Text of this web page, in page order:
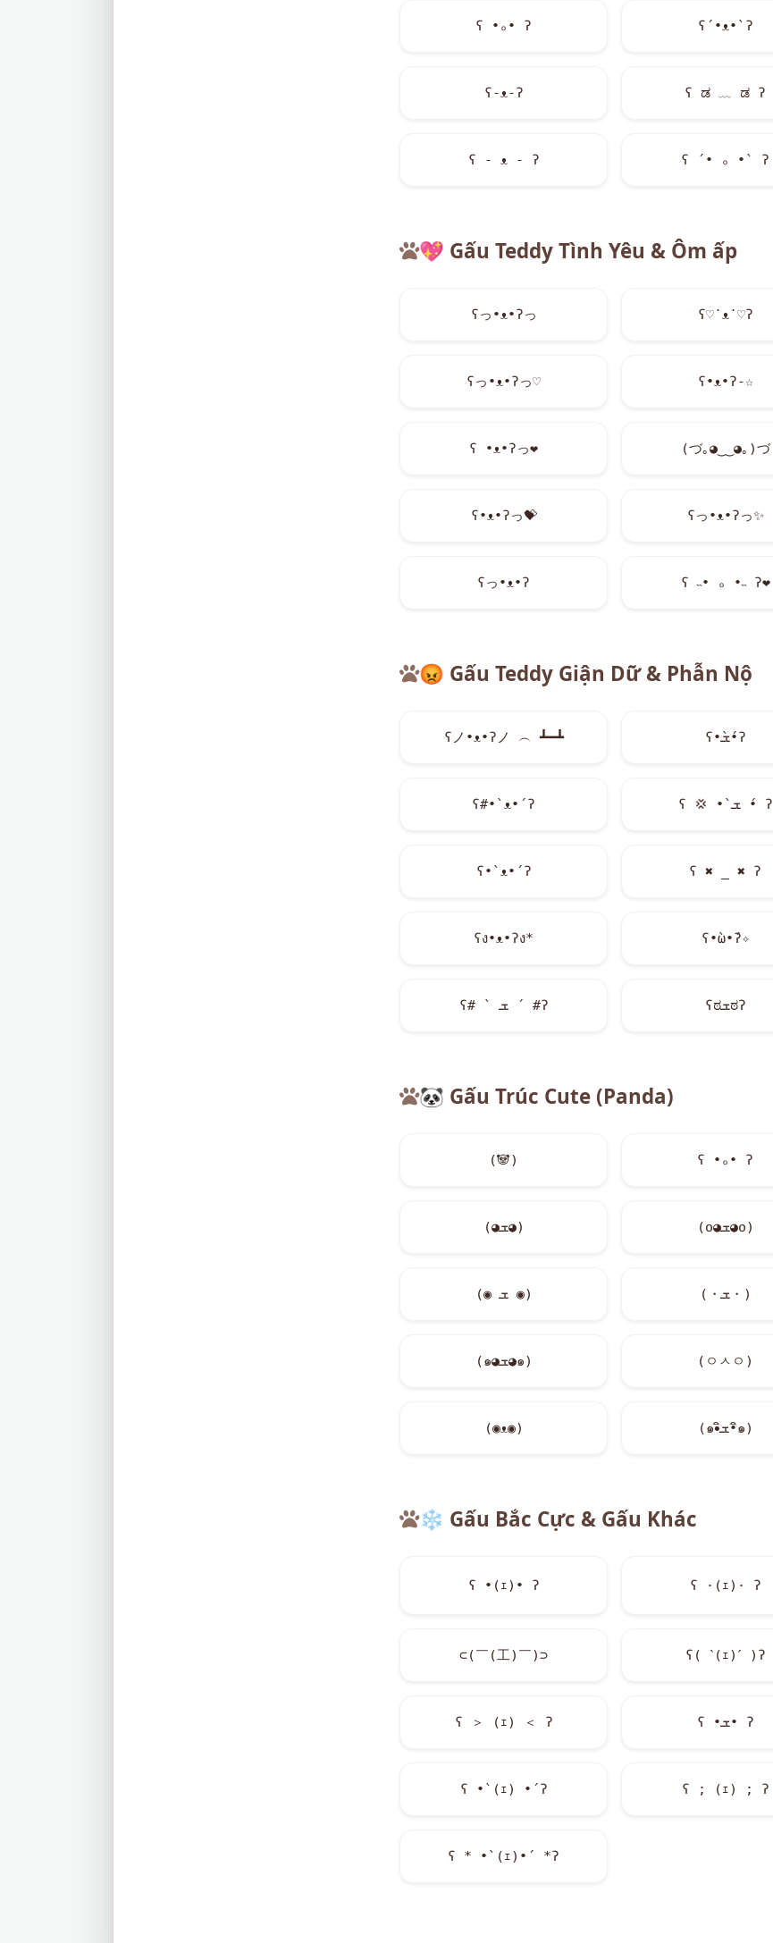
ʕ •ₒ• ʔ ʕ´•ᴥ•`ʔ
ʕ-ᴥ-ʔ ʕ ಡ ﹏ ಡ ʔ
ʕ - ᴥ - ʔ ʕ ´• ₒ •` ʔ
💖 Gấu Teddy Tình Yêu & Ôm ấp
ʕっ•ᴥ•ʔっ ʕ♡˙ᴥ˙♡ʔ
ʕっ•ᴥ•ʔっ♡ ʕ•ᴥ•ʔ-☆
ʕ •ᴥ•ʔっ❤ (づ｡◕‿‿◕｡)づ
ʕ•ᴥ•ʔっ💝 ʕっ•ᴥ•ʔっ✨
ʕっ•ᴥ•ʔ ʕ ˵• ₒ •˵ ʔ❤
😡 Gấu Teddy Giận Dữ & Phẫn Nộ
ʕノ•ᴥ•ʔノ ︵ ┻━┻ ʕ•̀ܫ•́ʔ
ʕ#•`ᴥ•´ʔ ʕ 💢 •̀ ܫ •́ ʔ
ʕ•`ᴥ•´ʔ ʕ✖ _✖ ʔ
ʕง•ᴥ•ʔง* ʕ•̀ω•́ʔ✧
ʕ# ` ܫ ´ #ʔ ʕಠܫಠʔ
🐼 Gấu Trúc Cute (Panda)
(🐼) ʕ •ₒ• ʔ
(◕ܫ◕) (o◕ܫ◕o)
(◉ ܫ ◉) (・ܫ・)
(๑◕ܫ◕๑) (ㅇㅅㅇ)
(◉ᴥ◉) (๑•ิܫ•ิ๑)
❄️ Gấu Bắc Cực & Gấu Khác
ʕ •(ｪ)• ʔ ʕ ·(ｪ)· ʔ
⊂(￣(工)￣)⊃ ʕ( ˋ(ｪ)ˊ )ʔ
ʕ ＞ (ｪ) ＜ ʔ ʕ •ܫ• ʔ
ʕ •̀ (ｪ) •́ ʔ ʕ ; (ｪ) ; ʔ
ʕ * •`(ｪ)•´ *ʔ